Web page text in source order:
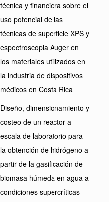
técnica y financiera sobre el
uso potencial de las
técnicas de superficie XPS y
espectroscopia Auger en
los materiales utilizados en
la industria de dispositivos
médicos en Costa Rica
Diseño, dimensionamiento y
costeo de un reactor a
escala de laboratorio para
la obtención de hidrógeno a
partir de la gasificación de
biomasa húmeda en agua a
condiciones supercríticas